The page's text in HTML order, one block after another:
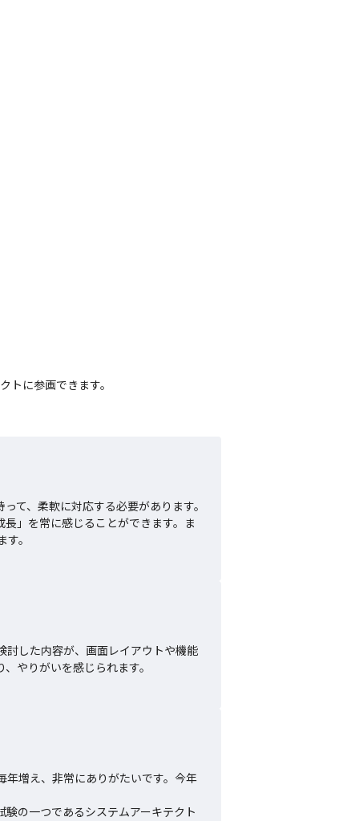
トに参画できます。
て、柔軟に対応する必要があります。
」を常に感じることができます。ま
。
討した内容が、画面レイアウトや機能
やりがいを感じられます。
増え、非常にありがたいです。今年
の一つであるシステムアーキテクト